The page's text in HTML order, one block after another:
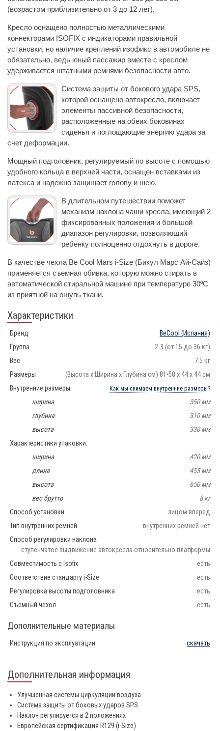
(возрастом приблизительно от 3 до 12 лет).
Кресло оснащено полностью металлическими
коннекторами ISOFIX с индикаторами правильной
установки, но наличие креплений изофикс в автомобиле не
обязательно, ведь юный пассажир вместе с креслом
удерживается штатными ремнями безопасности авто.
Система защиты от бокового удара SPS,
которой оснащено автокресло, включает
элементы пассивной безопасности,
расположенные на обеих боковинах
сиденья и поглощающие энергию удара за
счет деформации.
Мощный подголовник, регулируемый по высоте с помощью
удобного кольца в верхней части, оснащен вставками из
латекса и надежно защищает голову и шею.
В длительном путешествии поможет
механизм наклона чаши кресла, имеющий 2
фиксированных положения и большой
диапазон регулировки, позволяющий
ребенку полноценно отдохнуть в дороге.
В качестве чехла Be Cool Mars i-Size (Бикул Марс Ай-Сайз)
применяется съемная обивка, которую можно стирать в
автоматической стиральной машине при температуре 30ºC
из приятной на ощупь ткани.
Характеристики
Бренд BeCool (Испания)
Группа
2-3 (от 15 до 36 кг)
Вес
7.5 кг
Размеры
(Высота х Ширина х Глубина см) 81-58 x 44 x 44 см
Внутренние размеры:
Как мы снимаем внутренние размеры?
ширина
350 мм
глубина
310 мм
высота
330 мм
Характеристики упаковки:
ширина
420 мм
длина
455 мм
высота
650 мм
вес брутто
8 кг
Способ установки
лицом вперед
Тип внутренних ремней
внутренних ремней нет
Способ регулировки наклона
ступенчатое выдвижение автокресла относительно платформы
Совместимость с Isofix
есть
Соответствие стандарту i-Size
есть
Регулировка высоты подголовника
есть
Съемный чехол
есть
Дополнительные материалы
Инструкция по эксплуатации скачать
Дополнительная информация
Улучшенная системы циркуляции воздуха
Система защиты от боковых ударов SPS
Наклон регулируется в 2 положениях
Европейская сертификация R129 (i-Size)